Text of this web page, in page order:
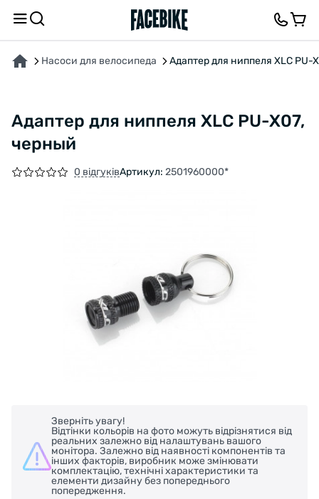
Насоси для велосипеда Адаптер для ниппеля XLC PU-
Адаптер для ниппеля XLC PU-X07,
черный
0 відгуківАртикул: 2501960000*
Зверніть увагу!
Відтінки кольорів на фото можуть відрізнятися від
реальних залежно від налаштувань вашого
монітора. Залежно від наявності компонентів та
інших факторів, виробник може змінювати
комплектацію, технічні характеристики та
елементи дизайну без попереднього
попередження.
ПРО ТОВАР ВІДГУКИ ТА ЗАПИТАННЯ